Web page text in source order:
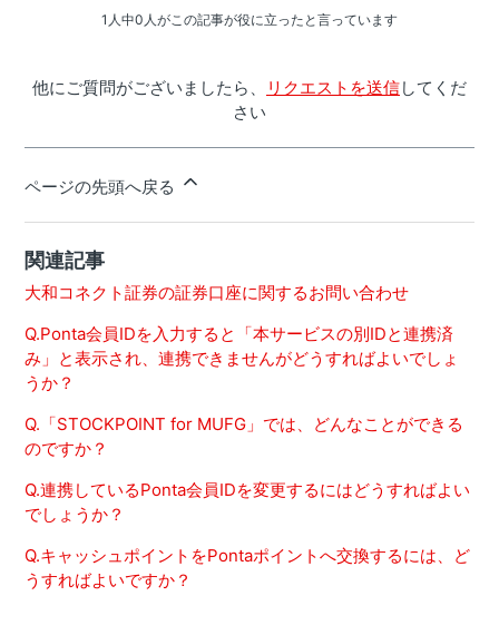
1人中0人がこの記事が役に立ったと言っています
他にご質問がございましたら、 リクエストを送信してくだ
さい
ページの先頭へ戻る
関連記事
大和コネクト証券の証券口座に関するお問い合わせ
Q.Ponta会員IDを入力すると「本サービスの別IDと連携済
み」と表示され、連携できませんがどうすればよいでしょ
うか？
Q.「STOCKPOINT for MUFG」では、どんなことができる
のですか？
Q.連携しているPonta会員IDを変更するにはどうすればよい
でしょうか？
Q.キャッシュポイントをPontaポイントへ交換するには、ど
うすればよいですか？